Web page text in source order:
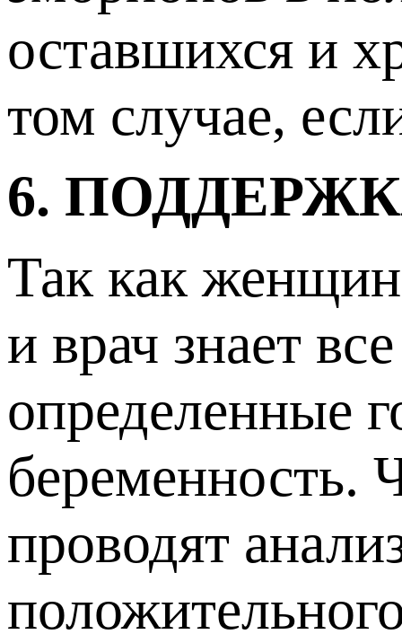
оставшихся и
том случае,
6.
Так как
и врач знает
определенные
беременность.
проводят